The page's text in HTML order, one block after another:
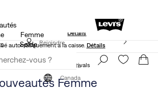
15 % DE RABAIS SUR VOTRE PREMIÈRE COMMANDE
Détails
Rejoindre
Canada
Femme
Solde
RABAIS ADDITIONNEL SUR LES SOLDES.
automatiquement à la caisse. Détails
maintenant
Canada
Women's New Arrivals
Femme